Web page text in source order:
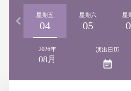
星期五
04
星期六
05
星
2026年
08月
演出日历